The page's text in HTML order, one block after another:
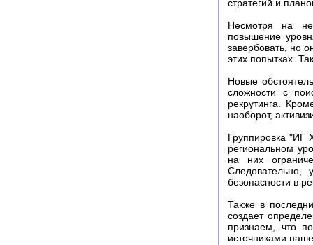
стратегий и
Несмотря на
повышение
завербовать, но
этих попытках.
Новые
сложности с
рекрутинга.
наоборот,
Группировка "ИГ
региональном
на них
безопасности в
Также в
создает
признаем, что
источниками